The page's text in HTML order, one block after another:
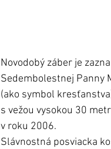
Novodobý záber je
Sedembolestnej Panny
(ako symbol
s vežou vysokou 30
v roku 2006.
Slávnostná posviacka